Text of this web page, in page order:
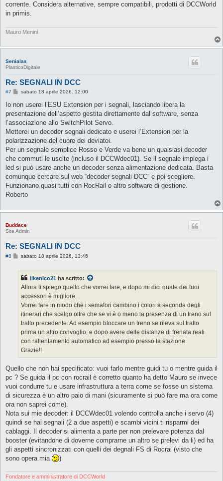
corrente. Considera alternative, sempre compatibili, prodotti di DCCWorld
in primis.
Mauro Menini
Senialas
PlasticoDigitale
Re: SEGNALI IN DCC
#7
M
s
a
g
i
o
sabato 18 aprile 2026, 12:00
Io non userei l’ESU Extension per i segnali, lasciando libera la
presentazione dell’aspetto gestita direttamente dal software, senza
l’associazione allo SwitchPilot Servo.
Metterei un decoder segnali dedicato e userei l’Extension per la
polarizzazione del cuore dei deviatoi.
Per un segnale semplice Rosso e Verde va bene un qualsiasi decoder
che commuti le uscite (incluso il DCCWdec01). Se il segnale impiega i
led si può usare anche un decoder senza alimentazione dedicata. Basta
comunque cercare sul web “decoder segnali DCC” e poi scegliere.
Funzionano quasi tutti con RocRail o altro software di gestione.
Roberto
Buddace
Site Admin
Re: SEGNALI IN DCC
#8
M
a
o
sabato 18 aprile 2026, 13:46
likenico21 ha scritto:
Allora ti spiego quello che vorrei fare, e dopo mi dici quale dei tuoi
accessori è migliore.
Vorrei fare in modo che i semafori cambino i colori a seconda degli
itinerari che scelgo oltre che se vi è o meno la presenza di un treno sul
tratto precedente. Ad esempio bloccare un treno se rileva sul tratto
prima un altro convoglio, e dopo avere delle distanze di frenata reali
con rallentamento automatico ad esempio presso la stazione.
Grazie!!
Quello che non hai specificato: vuoi farlo mentre guidi tu o mentre guida il
pc ? Se guida il pc con rocrail è corretto quanto ha detto Mauro se invece
vuoi condurre tu e usare infrastruttura a terra come se fosse un sistema
di sicurezza è un altro paio di mani (sicuramente si può fare ma ora come
ora non saprei come).
Nota sui mie decoder: il DCCWdec01 volendo controlla anche i servo (4)
quindi se hai segnali (2 a due aspetti) e scambi vicini ti risparmi dei
cablaggi. Il decoder si alimenta a parte per non prelevare potenza dal
booster (evitandone di doverne comprarne un altro se prelevi da li) ed ha
gli aspetti sincronizzati con quelli dei degnali FS di Rocrai (visto che
sono opera mia
)
Fondatore e amministratore di DCCWorld